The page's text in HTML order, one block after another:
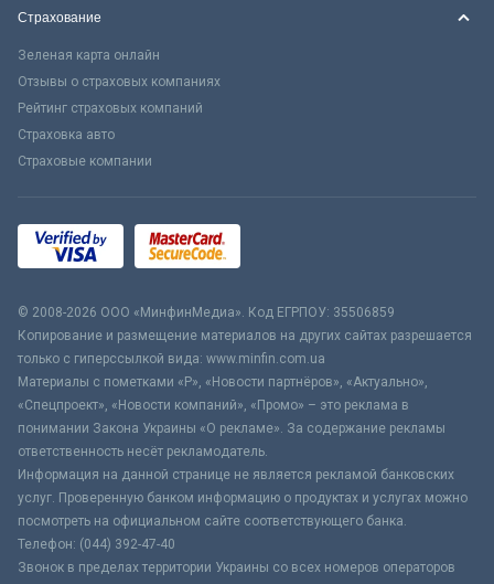
Страхование
Зеленая карта онлайн
Отзывы о страховых компаниях
Рейтинг страховых компаний
Страховка авто
Страховые компании
© 2008-2026 ООО «МинфинМедиа». Код ЕГРПОУ: 35506859
Копирование и размещение материалов на других сайтах разрешается
только с гиперссылкой вида: www.minfin.com.ua
Материалы с пометками «Р», «Новости партнёров», «Актуально»,
«Спецпроект», «Новости компаний», «Промо» – это реклама в
понимании Закона Украины «О рекламе». За содержание рекламы
ответственность несёт рекламодатель.
Информация на данной странице не является рекламой банковских
услуг. Проверенную банком информацию о продуктах и услугах можно
посмотреть на официальном сайте соответствующего банка.
Телефон: (044) 392-47-40
Звонок в пределах территории Украины со всех номеров операторов